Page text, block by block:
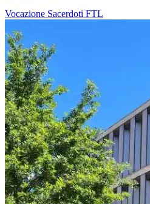
Vocazione Sacerdoti FTL